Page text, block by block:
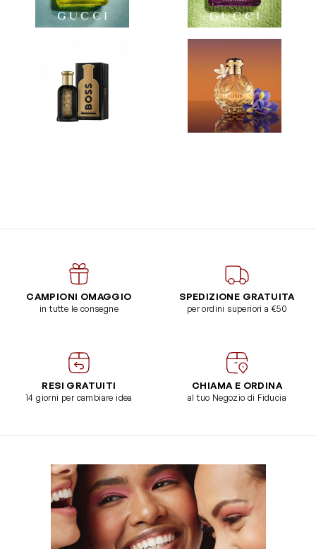
CAMPIONI OMAGGIO
in tutte le consegne
SPEDIZIONE GRATUITA
per ordini superiori a €50
RESI GRATUITI
14 giorni per cambiare idea
CHIAMA E ORDINA
al tuo Negozio di Fiducia